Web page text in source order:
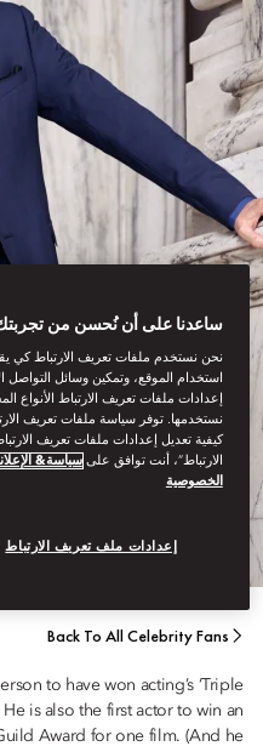
ACTOR
RUSH
Back To All Celebrity Fans
to have won acting’s ‘Triple
is also the first actor to win an
Award for one film. (And he
ساعدنا على أن نُحسن من
نحن نستخدم ملفات تعريف الارتباط كي
استخدام الموقع، وتمكين وسائل
إعدادات ملفات تعريف الارتباط الأنواع
نستخدمها. توفر سياسة ملفات تعريف
كيفية تعديل إعدادات ملفات تعريف
الارتباط”، أنت توافق علىسياسة&
الخصوصية
إعدادات ملف تعريف الارتباط